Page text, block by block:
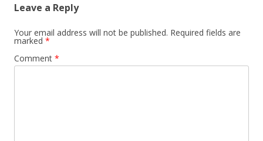
Leave a Reply
Your email address will not be published. Required fields are
marked *
Comment *